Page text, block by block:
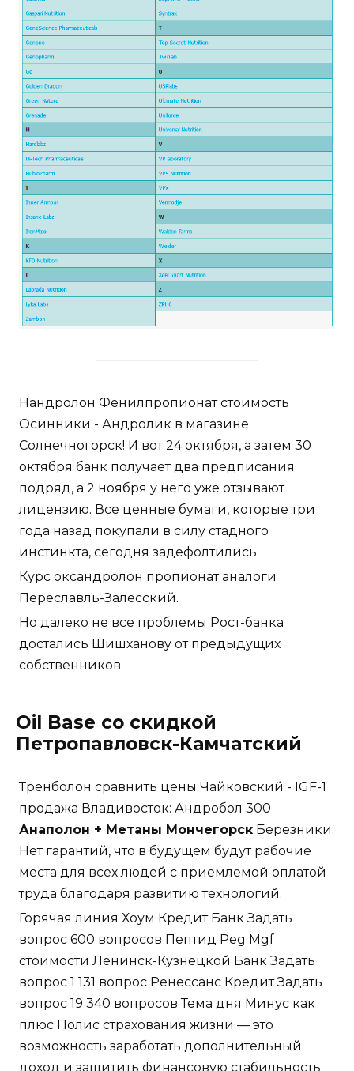
Нандролон Фенилпропионат стоимость
Осинники - Андролик в магазине
Солнечногорск! И вот 24 октября, а затем 30
октября банк получает два предписания
подряд, а 2 ноября у него уже отзывают
лицензию. Все ценные бумаги, которые три
года назад покупали в силу стадного
инстинкта, сегодня задефолтились.
Курс оксандролон пропионат аналоги
Переславль-Залесский.
Но далеко не все проблемы Рост-банка
достались Шишханову от предыдущих
собственников.
Oil Base со скидкой
Петропавловск-Камчатский
Тренболон сравнить цены Чайковский - IGF-1
продажа Владивосток: Андробол 300
Анаполон + Метаны Мончегорск Березники.
Нет гарантий, что в будущем будут рабочие
места для всех людей с приемлемой оплатой
труда благодаря развитию технологий.
Горячая линия Хоум Кредит Банк Задать
вопрос 600 вопросов Пептид Peg Mgf
стоимости Ленинск-Кузнецкой Банк Задать
вопрос 1 131 вопрос Ренессанс Кредит Задать
вопрос 19 340 вопросов Тема дня Минус как
плюс Полис страхования жизни — это
возможность заработать дополнительный
доход и защитить финансовую стабильность